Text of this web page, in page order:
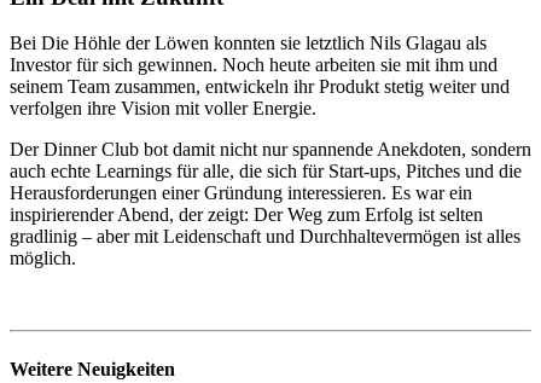
Bei Die Höhle der Löwen konnten sie letztlich Nils Glagau als
Investor für sich gewinnen. Noch heute arbeiten sie mit ihm und
seinem Team zusammen, entwickeln ihr Produkt stetig weiter und
verfolgen ihre Vision mit voller Energie.
Der Dinner Club bot damit nicht nur spannende Anekdoten, sondern
auch echte Learnings für alle, die sich für Start-ups, Pitches und die
Herausforderungen einer Gründung interessieren. Es war ein
inspirierender Abend, der zeigt: Der Weg zum Erfolg ist selten
gradlinig – aber mit Leidenschaft und Durchhaltevermögen ist alles
möglich.
Weitere Neuigkeiten